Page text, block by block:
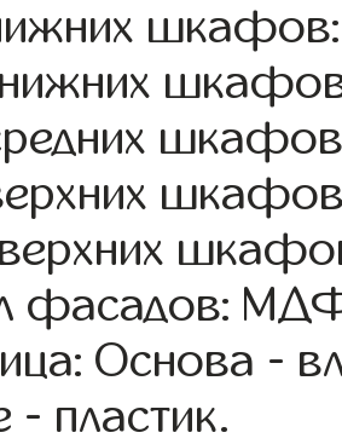
фасадов:
Основа -
- пластик.